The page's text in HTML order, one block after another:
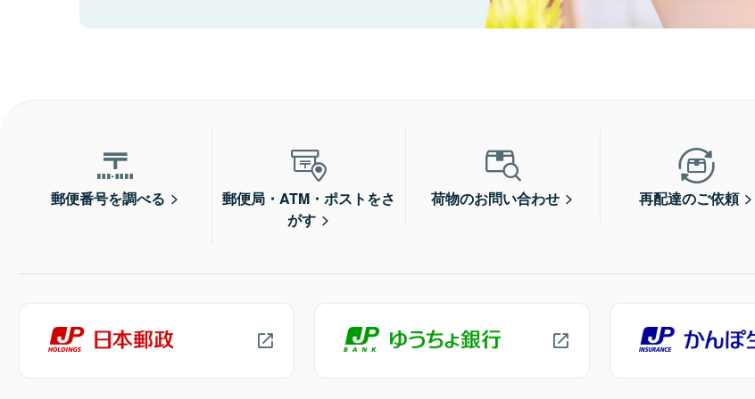
郵便番号を調べる
郵便局・ATM・ポストをさ
がす
荷物のお問い合わせ 再配達のご依頼